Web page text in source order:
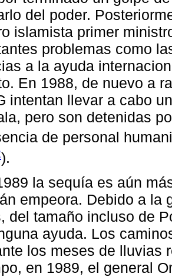
del poder.
islamista primer
problemas como
a la ayuda
En 1988, de nuevo a
intentan llevar a cabo
pero son detenidas
de personal
).
la sequía es aún
empeora. Debido a la
del tamaño incluso de
ayuda. Los
los meses de lluvias
en 1989, el general